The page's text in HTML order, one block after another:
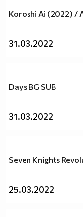
Koroshi Ai (2022) /
31.03.2022
Days BG SUB
31.03.2022
Seven Knights
25.03.2022